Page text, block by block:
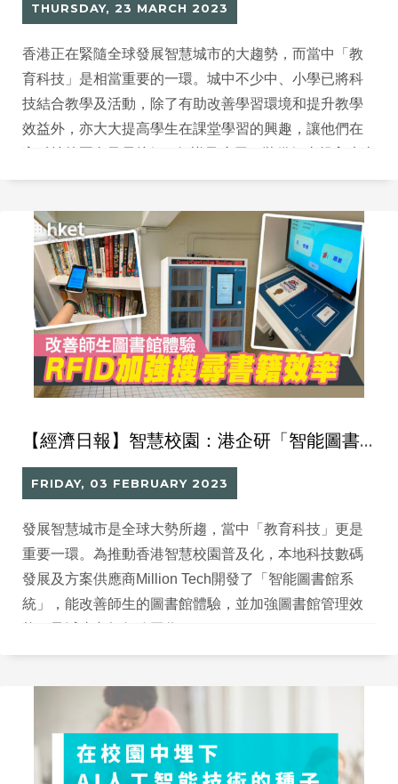
THURSDAY, 23 MARCH 2023
香港正在緊隨全球發展智慧城市的大趨勢，而當中「教
育科技」是相當重要的一環。城中不少中、小學已將科
技結合教學及活動，除了有助改善學習環境和提升教學
效益外，亦大大提高學生在課堂學習的興趣，讓他們在
的智能新時代。
【經濟日報】智慧校園：港企研「智能圖書館系統」減省教師行政工作
FRIDAY, 03 FEBRUARY 2023
發展智慧城市是全球大勢所趨，當中「教育科技」更是
重要一環。為推動香港智慧校園普及化，本地科技數碼
發展及方案供應商Million Tech開發了「智能圖書館系
統」，能改善師生的圖書館體驗，並加強圖書館管理效